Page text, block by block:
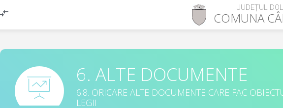
JUDEȚUL
COMUNA
6. ALTE DOCUMENTE
6.8. ORICARE ALTE DOCUMENTE CARE FAC
LEGII